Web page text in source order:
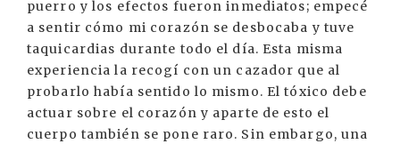
puerro y los efectos fueron inmediatos; empecé
a sentir cómo mi corazón se desbocaba y tuve
taquicardias durante todo el día. Esta misma
experiencia la recogí con un cazador que al
probarlo había sentido lo mismo. El tóxico debe
actuar sobre el corazón y aparte de esto el
cuerpo también se pone raro. Sin embargo, una